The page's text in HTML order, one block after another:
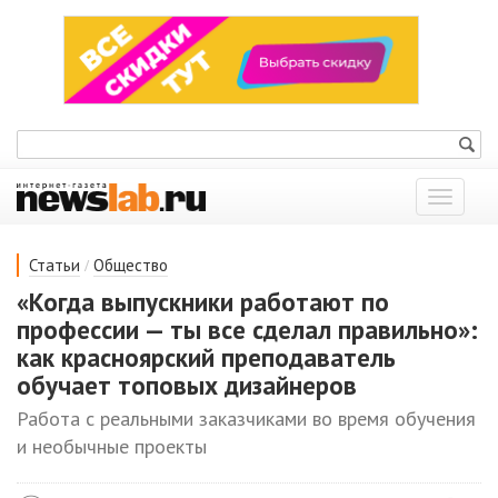
Показать
меню
Статьи / Общество
«Когда выпускники работают по
профессии — ты все сделал правильно»:
как красноярский преподаватель
обучает топовых дизайнеров
Работа с реальными заказчиками во время обучения
и необычные проекты